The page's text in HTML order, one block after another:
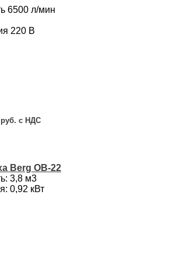
6500 л/мин
220 В
Berg OB-22
3,8 м3
0,92 кВт